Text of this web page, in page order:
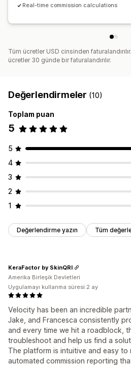
Real-time commission calculations
Tüm ücretler USD cinsinden
ücretler 30 günde bir faturalandırılır.
Değerlendirmeler (10)
Toplam puan
5
5
4
3
2
1
Değerlendirme yazın Tüm
Velocity has been an incredible
Jake, and Francesca consistently
and every time we hit a roadblock,
troubleshoot and help us find a
The platform is intuitive and easy
automated commission reporting
KeraFactor by SkinQRI
Amerika Birleşik Devletleri
Uygulamayı kullanma süresi:2 ay